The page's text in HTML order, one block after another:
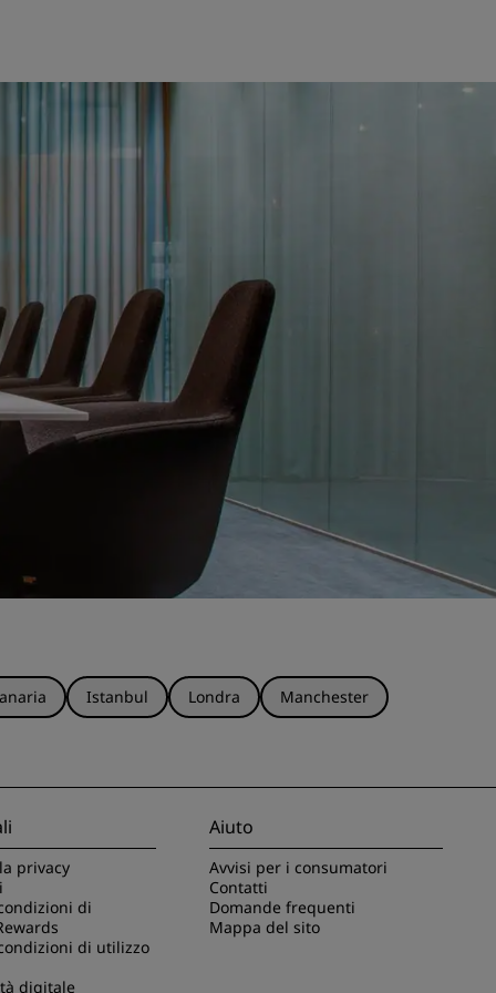
Istanbul Londra
Manchester
privacy
di
di utilizzo
digitale
Aiuto
Avvisi per i consumatori
Contatti
Domande frequenti
Mappa del sito